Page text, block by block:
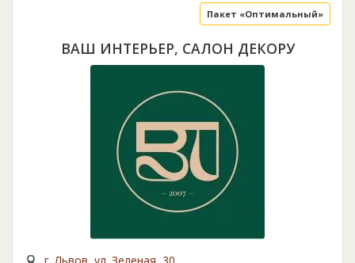
ВАШ ИНТЕРЬЕР, САЛОН ДЕКОРУ
Пакет «Оптимальный»